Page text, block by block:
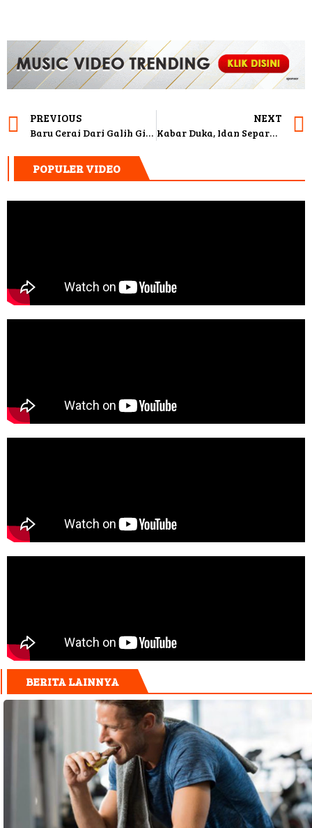
PREVIOUS
Baru Cerai Dari Galih Ginanjar, Barbie Kumalasari Sudah Pacari Bule
NEXT
Kabar Duka, Idan Separo Meninggal Dunia
POPULER VIDEO
BERITA LAINNYA